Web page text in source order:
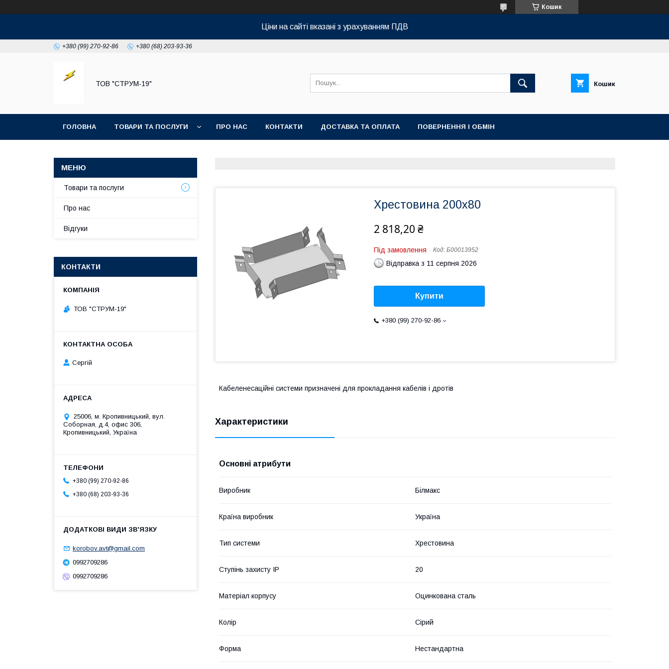
Кошик
Ціни на сайті вказані з урахуванням ПДВ
+380 (99) 270-92-86 +380 (68) 203-93-36
ТОВ "СТРУМ-19" Кошик
ГОЛОВНА ТОВАРИ ТА ПОСЛУГИ ПРО НАС КОНТАКТИ ДОСТАВКА ТА ОПЛАТА ПОВЕРНЕННЯ І ОБМІН
Хрестовина 200х80
2 818,20 ₴
Під замовлення Код: Б00013952
Відправка з 11 серпня 2026
Купити
+380 (99) 270-92-86
Кабеленесаційні системи призначені для прокладання кабелів і дротів
Характеристики
Основні атрибути
Виробник Білмакс
Країна виробник Україна
Тип системи Хрестовина
Ступінь захисту IP 20
Матеріал корпусу Оцинкована сталь
Колір Сірий
Форма Нестандартна
Товари та послуги
Про нас
Відгуки
КОНТАКТИ
ТОВ "СТРУМ-19"
Сергій
25006, м. Кропивницький, вул.
Соборная, д.4, офис 306,
Кропивницький, Україна
+380 (99) 270-92-86
+380 (68) 203-93-36
korobov.avt@gmail.com
0992709286
0992709286